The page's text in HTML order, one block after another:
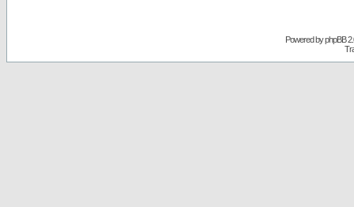
Powered byphpBB